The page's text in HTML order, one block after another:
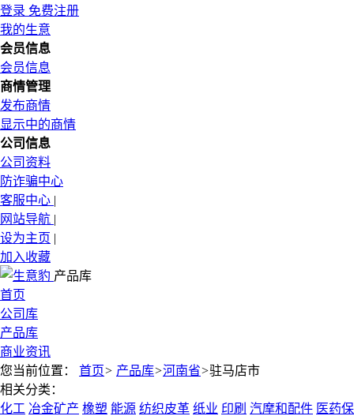
登录 免费注册
我的生意
会员信息
会员信息
商情管理
发布商情
显示中的商情
公司信息
公司资料
防诈骗中心
客服中心 |
网站导航 |
设为主页 |
加入收藏
产品库
首页
公司库
产品库
商业资讯
您当前位置：
首页> 产品库>河南省>驻马店市
相关分类：
化工 冶金矿产 橡塑 能源 纺织皮革 纸业 印刷 汽摩和配件 医药保